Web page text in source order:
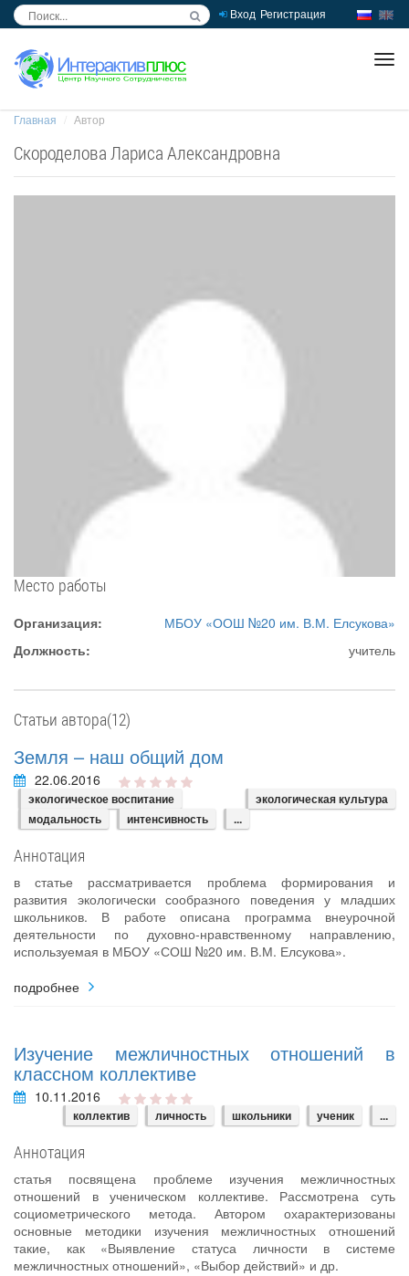
Вход Регистрация
Главная Автор
Скороделова Лариса Александровна
Место работы
Организация:
МБОУ «ООШ №20 им. В.М. Елсукова»
Должность:
учитель
Статьи автора(12)
Земля – наш общий дом
22.06.2016
экологическое воспитание
экологическая культура
модальность
интенсивность ...
Аннотация
в статье рассматривается проблема формирования и
развития экологически сообразного поведения у младших
школьников. В работе описана программа внеурочной
деятельности по духовно-нравственному направлению,
используемая в МБОУ «СОШ №20 им. В.М. Елсукова».
подробнее
Изучение межличностных отношений в
классном коллективе
10.11.2016
коллектив личность школьники ученик ...
Аннотация
статья посвящена проблеме изучения межличностных
отношений в ученическом коллективе. Рассмотрена суть
социометрического метода. Автором охарактеризованы
основные методики изучения межличностных отношений
такие, как «Выявление статуса личности в системе
межличностных отношений», «Выбор действий» и др.